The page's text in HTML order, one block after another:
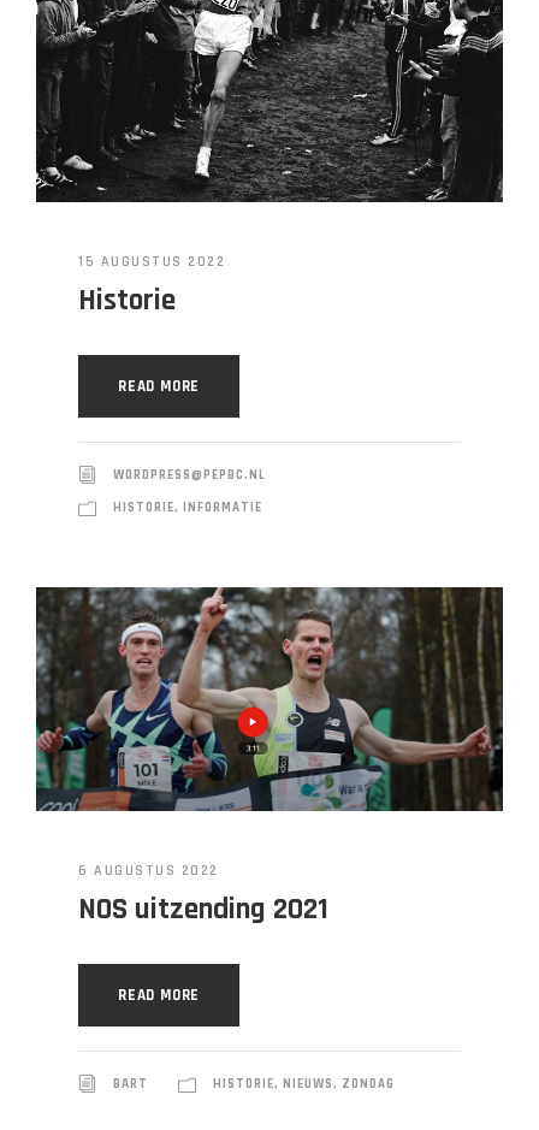
15 AUGUSTUS 2022
Historie
READ MORE
WORDPRESS@PEPBC.NL
HISTORIE, INFORMATIE
6 AUGUSTUS 2022
NOS uitzending 2021
READ MORE
BART HISTORIE, NIEUWS, ZONDAG